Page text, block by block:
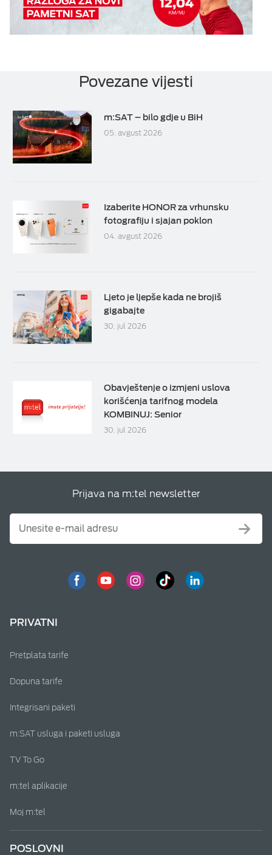
Povezane vijesti
m:SAT – bilo gdje u BiH
05. avgust 2026
Izaberite HONOR za vrhunsku
fotografiju i sjajan poklon
04. avgust 2026
Ljeto je ljepše kada ne brojiš
gigabajte
30. jul 2026
Obavještenje o izmjeni uslova
korišćenja tarifnog modela
KOMBINUJ: Senior
30. jul 2026
Prijava na m:tel newsletter
PRIVATNI
Pretplata tarife
Dopuna tarife
Integrisani paketi
m:SAT usluga i paketi usluga
TV To Go
m:tel aplikacije
Moj m:tel
POSLOVNI